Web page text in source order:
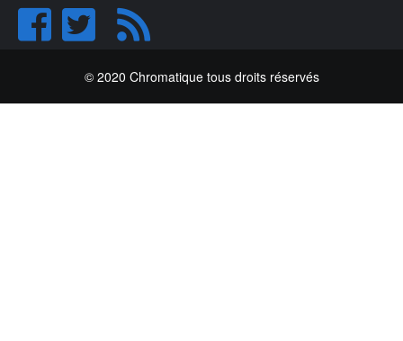
© 2020 Chromatique tous droits réservés